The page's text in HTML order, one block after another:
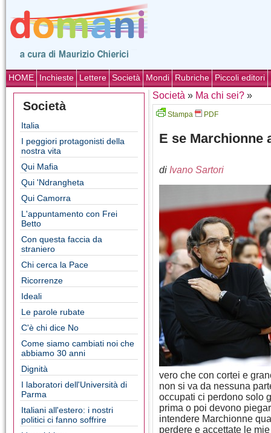
HOME Inchieste Lettere Società Mondi Rubriche Piccoli editori
Società
Italia
I peggiori protagonisti della
nostra vita
Qui Mafia
Qui 'Ndrangheta
Qui Camorra
L'appuntamento con Frei
Betto
Con questa faccia da
straniero
Chi cerca la Pace
Ricorrenze
Ideali
Le parole rubate
C'è chi dice No
Come siamo cambiati noi che
abbiamo 30 anni
Dignità
I laboratori dell'Università di
Parma
Italiani all'estero: i nostri
politici ci fanno soffrire
Società » Ma chi sei? »
Stampa PDF
E se Marchionne
di Ivano Sartori
vero che con cortei e
non si va da nessuna
occupati ci perdono solo
prima o poi devono
intendere Marchionne
perdere e accettate le